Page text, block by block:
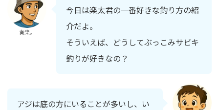
奏楽。
今日は楽太君の一番好きな釣り方の紹
介だよ。
そういえば、どうしてぶっこみサビキ
釣りが好きなの？
アジは底の方にいることが多いし、い